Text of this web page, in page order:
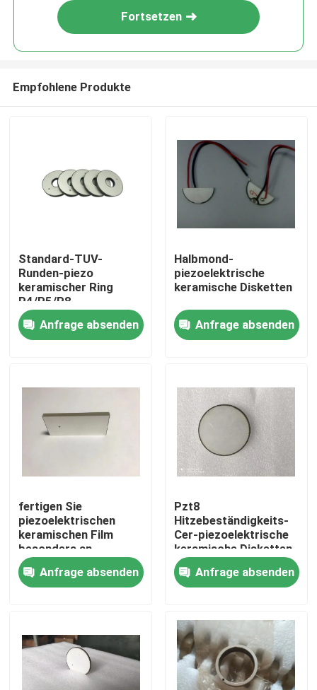
Haus
Produkte
Fabrik-Ausflug
Treten Sie mit uns in Verbindung
Fordern Sie ein Zitat
High-Power-Ultraschallwandler
Multi Frequenz-Ultraschallwandler
Fortsetzen
Empfohlene Produkte
Standard-TUV-
Runden-piezo
keramischer Ring
P4/P5/P8
Anfrage absenden
Halbmond-
piezoelektrische
keramische Disketten
Anfrage absenden
fertigen Sie
piezoelektrischen
keramischen Film
besonders an
Anfrage absenden
Pzt8
Hitzebeständigkeits-
Cer-piezoelektrische
keramische Disketten
Anfrage absenden